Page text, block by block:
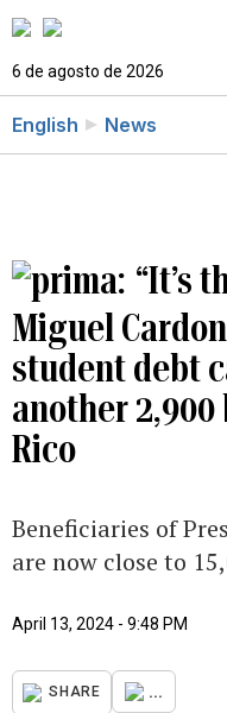
6 de agosto de 2026
English News
“It’s
Miguel
student debt
another
Rico
Beneficiaries of
are now close to
April 13, 2024 - 9:48 PM
SHARE ...